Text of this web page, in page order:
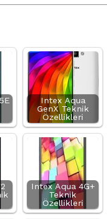
Intex Aqua
GenX Teknik
Özellikleri
Intex Aqua 4G+
Teknik
Özellikleri